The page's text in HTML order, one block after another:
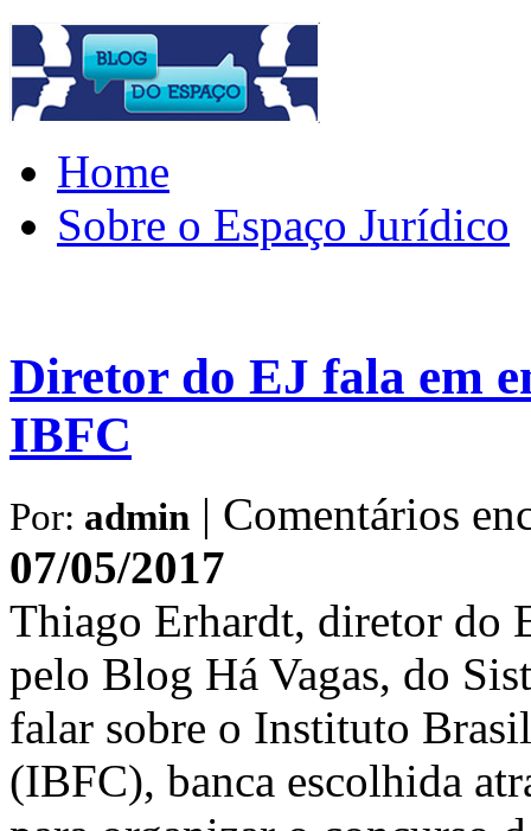
Home
Sobre o Espaço Jurídico
Diretor do EJ fala em
IBFC
Por: admin | Comentários
07/05/2017
Thiago Erhardt, diretor do
pelo Blog Há Vagas, do
falar sobre o Instituto
(IBFC), banca escolhida